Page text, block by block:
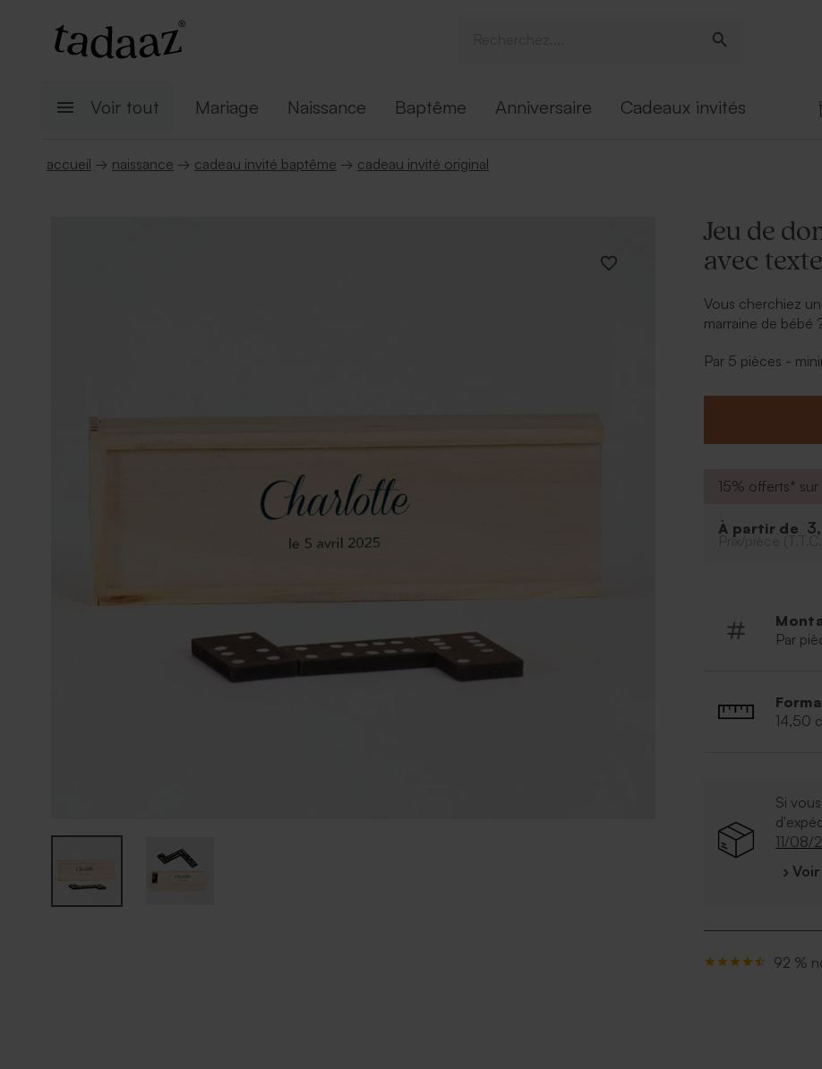
Voir tout Mariage Naissance Baptême Anniversaire Cadeaux invités
accueil → naissance → cadeau invité baptême → cadeau invité original
Jeu de
avec texte
Vous cherchiez
marraine de bébé
le prénom de
Le jeu est
Par 5 pièces -
15% offerts*
À partir de
Prix/pièce (T.T.C.)
Par
14,50
Si
11/08/
›
92 %